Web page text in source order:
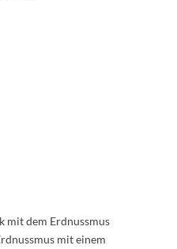
mit dem Erdnussmus
mit einem